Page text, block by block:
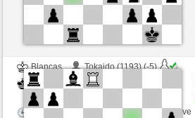
Blancas
Tokaido (1193) (-5)
Negras
toshila (1475) (+5)
Tiempo: 3 minutes/side + 1 seconds/move